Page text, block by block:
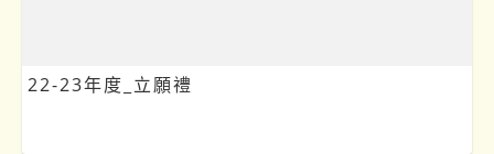
22-23年度_立願禮